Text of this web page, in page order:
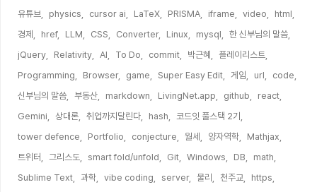
유튜브,
physics, cursor ai, LaTeX, PRISMA, iframe, video,
html,
경제,
href, LLM, CSS, Converter, Linux, mysql,
한 신부님의 말씀,
jQuery,
Relativity, AI, To Do, commit, 박근혜,
플레이리스트,
Programming,
Browser, game, Super Easy Edit, 게임, url,
code,
신부님의 말씀,
부동산, markdown, LivingNet.app, github,
react,
Gemini,
상대론, 취업까지달린다, hash,
코드잇 풀스택 2기,
tower defence,
Portfolio, conjecture, 월세, 양자역학,
Mathjax,
트위터,
그리스도, smart fold/unfold, Git, Windows, DB,
math,
Sublime Text,
과학, vibe coding, server, 물리, 천주교,
https,